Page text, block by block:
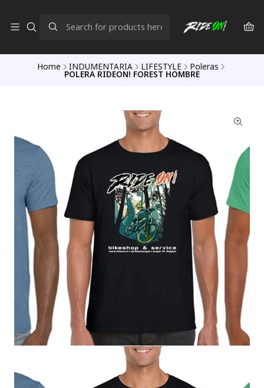
Home INDUMENTARIA LIFESTYLE Poleras
POLERA RIDEON! FOREST HOMBRE